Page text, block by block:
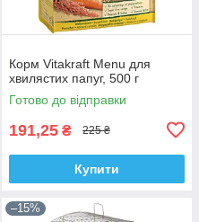
Корм Vitakraft Menu для
хвилястих папуг, 500 г
Готово до відправки
191,25 ₴ 225 ₴
Купити
–15%